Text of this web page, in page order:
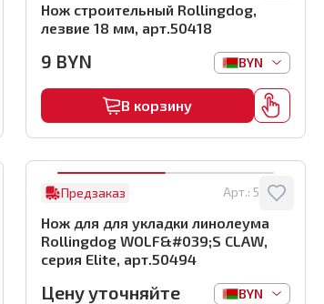
Нож строительный Rollingdog,
лезвие 18 мм, арт.50418
9 BYN BYN
В корзину
Предзаказ Арт.: 50494
Нож для для укладки линолеума
Rollingdog WOLF&#039;S CLAW,
серия Elite, арт.50494
Цену уточняйте BYN